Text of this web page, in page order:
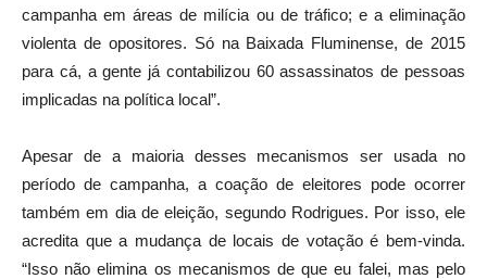
campanha em áreas de milícia ou de tráfico; e a eliminação
violenta de opositores. Só na Baixada Fluminense, de 2015
para cá, a gente já contabilizou 60 assassinatos de pessoas
implicadas na política local”.
Apesar de a maioria desses mecanismos ser usada no
período de campanha, a coação de eleitores pode ocorrer
também em dia de eleição, segundo Rodrigues. Por isso, ele
acredita que a mudança de locais de votação é bem-vinda.
“Isso não elimina os mecanismos de que eu falei, mas pelo